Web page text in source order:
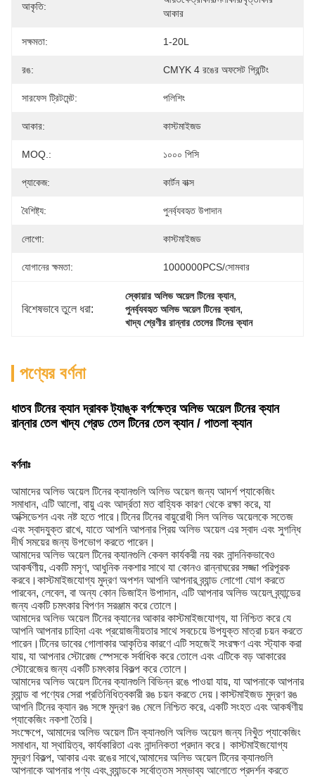
আকৃতি:
আকার
সক্ষমতা: 1-20L
রঙ: CMYK 4 রঙের অফসেট প্রিন্টিং
সারফেস ট্রিটমেন্ট: পলিশিং
আকার: কাস্টমাইজড
MOQ.: ১০০০ পিসি
প্যাকেজ: কার্টন বাক্স
বৈশিষ্ট্য: পুনর্ব্যবহৃত উপাদান
লোগো: কাস্টমাইজড
যোগানের ক্ষমতা: 1000000PCS/সোমবার
বিশেষভাবে তুলে ধরা:
স্কোয়ার অলিভ অয়েল টিনের ক্যান,
পুনর্ব্যবহৃত অলিভ অয়েল টিনের ক্যান,
খাদ্য শ্রেণীর রান্নার তেলের টিনের ক্যান
পণ্যের বর্ণনা
ধাতব টিনের ক্যান দ্রাবক ট্যাঙ্ক বর্গক্ষেত্র অলিভ অয়েল টিনের ক্যান
রান্নার তেল খাদ্য গ্রেড তেল টিনের তেল ক্যান / পাতলা ক্যান
বর্ণনাঃ
আমাদের অলিভ অয়েল টিনের ক্যানগুলি অলিভ অয়েল জন্য আদর্শ প্যাকেজিং
সমাধান, এটি আলো, বায়ু এবং আর্দ্রতা মত বাহ্যিক কারণ থেকে রক্ষা করে, যা
অক্সিডেশন এবং নষ্ট হতে পারে।টিনের টিনের বায়ুরোধী সিল অলিভ অয়েলকে সতেজ
এবং স্বাদযুক্ত রাখে, যাতে আপনি আপনার প্রিয় অলিভ অয়েল এর স্বাদ এবং সুগন্ধি
দীর্ঘ সময়ের জন্য উপভোগ করতে পারেন।
আমাদের অলিভ অয়েল টিনের ক্যানগুলি কেবল কার্যকরী নয় বরং নান্দনিকভাবেও
আকর্ষণীয়, একটি মসৃণ, আধুনিক নকশার সাথে যা কোনও রান্নাঘরের সজ্জা পরিপূরক
করবে।কাস্টমাইজযোগ্য মুদ্রণ অপশন আপনি আপনার ব্র্যান্ড লোগো যোগ করতে
পারবেন, লেবেল, বা অন্য কোন ডিজাইন উপাদান, এটি আপনার অলিভ অয়েল ব্র্যান্ডের
জন্য একটি চমৎকার বিপণন সরঞ্জাম করে তোলে।
আমাদের অলিভ অয়েল টিনের ক্যানের আকার কাস্টমাইজযোগ্য, যা নিশ্চিত করে যে
আপনি আপনার চাহিদা এবং প্রয়োজনীয়তার সাথে সবচেয়ে উপযুক্ত মাত্রা চয়ন করতে
পারেন।টিনের ডাবের গোলাকার আকৃতির কারণে এটি সহজেই সংরক্ষণ এবং স্ট্যাক করা
যায়, যা আপনার স্টোরেজ স্পেসকে সর্বাধিক করে তোলে এবং এটিকে বড় আকারের
স্টোরেজের জন্য একটি চমৎকার বিকল্প করে তোলে।
আমাদের অলিভ অয়েল টিনের ক্যানগুলি বিভিন্ন রঙে পাওয়া যায়, যা আপনাকে আপনার
ব্র্যান্ড বা পণ্যের সেরা প্রতিনিধিত্বকারী রঙ চয়ন করতে দেয়।কাস্টমাইজড মুদ্রণ রঙ
আপনি টিনের ক্যান রঙ সঙ্গে মুদ্রণ রঙ মেলে নিশ্চিত করে, একটি সংহত এবং আকর্ষণীয়
প্যাকেজিং নকশা তৈরি।
সংক্ষেপে, আমাদের অলিভ অয়েল টিন ক্যানগুলি অলিভ অয়েল জন্য নিখুঁত প্যাকেজিং
সমাধান, যা স্থায়িত্ব, কার্যকারিতা এবং নান্দনিকতা প্রদান করে। কাস্টমাইজযোগ্য
মুদ্রণ বিকল্প, আকার এবং রঙের সাথে,আমাদের অলিভ অয়েল টিনের ক্যানগুলি
আপনাকে আপনার পণ্য এবং ব্র্যান্ডকে সর্বোত্তম সম্ভাব্য আলোতে প্রদর্শন করতে